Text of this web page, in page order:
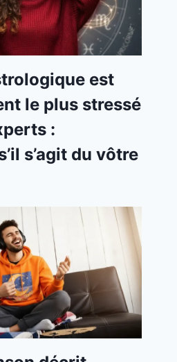
est
le plus stressé
:
s’agit du vôtre